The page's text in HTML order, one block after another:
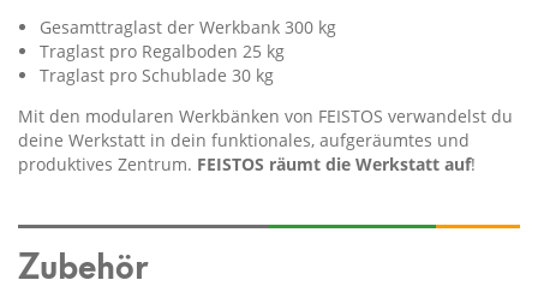
Gesamttraglast der Werkbank 300 kg
Traglast pro Regalboden 25 kg
Traglast pro Schublade 30 kg
Mit den modularen Werkbänken von FEISTOS verwandelst du
deine Werkstatt in dein funktionales, aufgeräumtes und
produktives Zentrum. FEISTOS räumt die Werkstatt auf!
Zubehör